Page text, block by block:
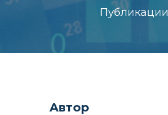
Публикации
Автор